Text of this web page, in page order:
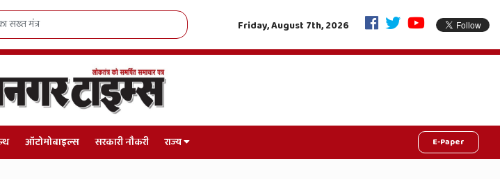
दबदबा जीवनदान की महाक्रांति: एक फैसले से रोशन होंगी 9 जिंदगियां, राजस्थान में शुरू हुआ
Friday, August 7th, 2026
ऑटोमोबाइल्स सरकारी नौकरी राज्य E-Paper